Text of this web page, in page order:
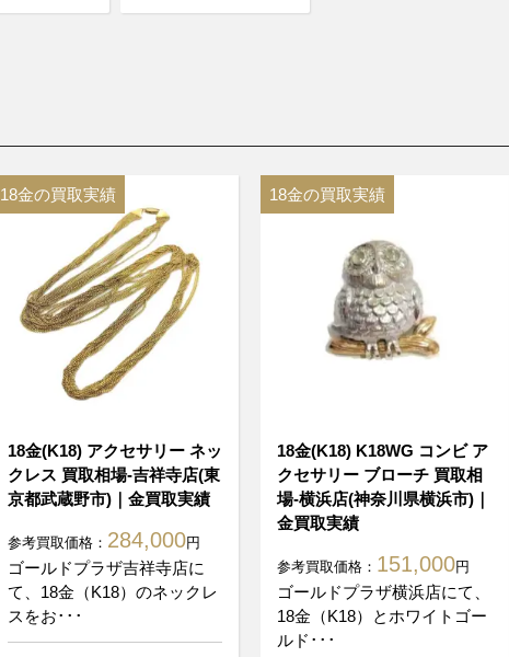
18金の買取実績
18金(K18) アクセサリー ネッ
クレス 買取相場-吉祥寺店(東
京都武蔵野市)｜金買取実績
参考買取価格： 284,000円
ゴールドプラザ吉祥寺店に
て、18金（K18）のネックレ
スをお･･･
18金の買取実績
18金(K18) K18WG コンビ ア
クセサリー ブローチ 買取相
場-横浜店(神奈川県横浜市)｜
金買取実績
参考買取価格： 151,000円
ゴールドプラザ横浜店にて、
18金（K18）とホワイトゴー
ルド･･･